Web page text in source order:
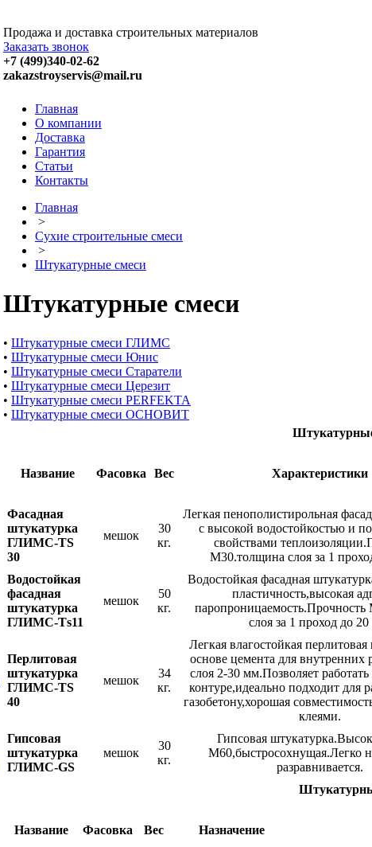
Продажа и доставка строительных материалов
Заказать звонок
+7 (499)340-02-62
zakazstroyservis@mail.ru
Главная
О компании
Доставка
Гарантия
Статьи
Контакты
Главная
>
Сухие строительные смеси
>
Штукатурные смеси
Штукатурные смеси
• Штукатурные смеси ГЛИМС
• Штукатурные смеси Юнис
• Штукатурные смеси Старатели
• Штукатурные смеси Церезит
• Штукатурные смеси PERFEKTA
• Штукатурные смеси ОСНОВИТ
Название Фасовка Вес Характеристики
Фасадная
штукатурка
ГЛИМС-ТS
30
мешок
30
кг.
Легкая пенополистирольная
с высокой водостойкостью и
свойствами
М30.толщина слоя за 1
Водостойкая
фасадная
штукатурка
ГЛИМС-Тs11
мешок
50
кг.
Водостойкая фасадная
пластичность,высокая
слоя за 1 проход до
Перлитовая
штукатурка
ГЛИМС-ТS
40
мешок
34
кг.
Легкая влагостойкая
основе цемента для внутренних
слоя 2-30 мм.Позволяет
контуре,идеально подходит для
газобетону,хорошая
клеями.
Гипсовая
штукатурка
ГЛИМС-GS
мешок
30
кг.
Гипсовая
М60,быстросохнущая.Легко
разравнивается.
Название Фасовка Вес Назначение